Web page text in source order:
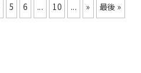
5 6 ... 10 ... » 最後 »